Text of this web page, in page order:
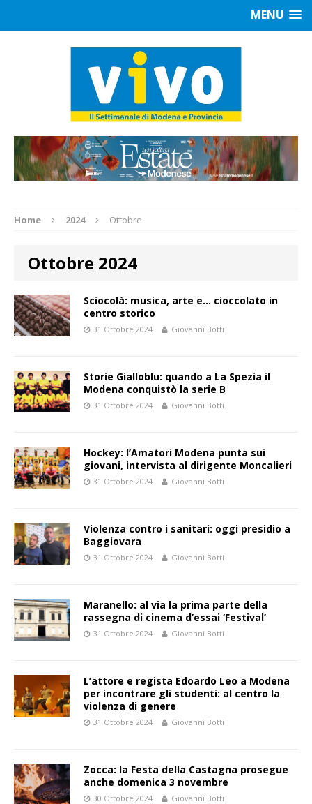
MENU
Home 2024 Ottobre
Ottobre 2024
Sciocolà: musica, arte e… cioccolato in
centro storico
31 Ottobre 2024 Giovanni Botti
Storie Gialloblu: quando a La Spezia il
Modena conquistò la serie B
31 Ottobre 2024 Giovanni Botti
Hockey: l’Amatori Modena punta sui
giovani, intervista al dirigente Moncalieri
31 Ottobre 2024 Giovanni Botti
Violenza contro i sanitari: oggi presidio a
Baggiovara
31 Ottobre 2024 Giovanni Botti
Maranello: al via la prima parte della
rassegna di cinema d’essai ‘Festival’
31 Ottobre 2024 Giovanni Botti
L’attore e regista Edoardo Leo a Modena
per incontrare gli studenti: al centro la
violenza di genere
31 Ottobre 2024 Giovanni Botti
Zocca: la Festa della Castagna prosegue
anche domenica 3 novembre
30 Ottobre 2024 Giovanni Botti